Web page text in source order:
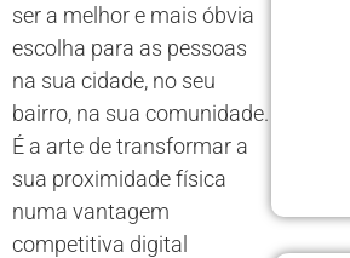
ser a melhor e mais óbvia
escolha para as pessoas
na sua cidade, no seu
bairro, na sua comunidade.
É a arte de transformar a
sua proximidade física
numa vantagem
competitiva digital